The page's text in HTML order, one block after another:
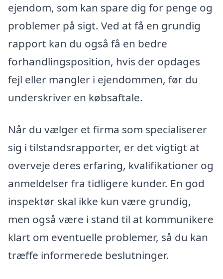
ejendom, som kan spare dig for penge og
problemer på sigt. Ved at få en grundig
rapport kan du også få en bedre
forhandlingsposition, hvis der opdages
fejl eller mangler i ejendommen, før du
underskriver en købsaftale.
Når du vælger et firma som specialiserer
sig i tilstandsrapporter, er det vigtigt at
overveje deres erfaring, kvalifikationer og
anmeldelser fra tidligere kunder. En god
inspektør skal ikke kun være grundig,
men også være i stand til at kommunikere
klart om eventuelle problemer, så du kan
træffe informerede beslutninger.